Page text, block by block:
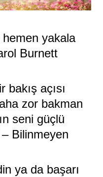
hemen yakala
Burnett
açısı
zor bakman
seni güçlü
Bilinmeyen
ya da başarı